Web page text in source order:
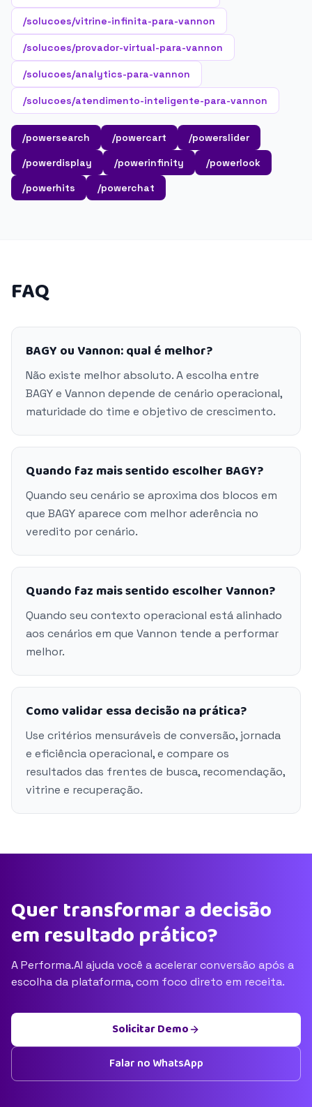
/solucoes/vitrine-infinita-para-vannon
/solucoes/provador-virtual-para-vannon
/solucoes/analytics-para-vannon
/solucoes/atendimento-inteligente-para-vannon
/powersearch /powercart
/powerslider
/powerdisplay
/powerinfinity
/powerlook
/powerhits
/powerchat
FAQ
BAGY ou Vannon: qual é melhor?
Não existe melhor absoluto. A escolha entre
BAGY e Vannon depende de cenário operacional,
maturidade do time e objetivo de crescimento.
Quando faz mais sentido escolher BAGY?
Quando seu cenário se aproxima dos blocos em
que BAGY aparece com melhor aderência no
veredito por cenário.
Quando faz mais sentido escolher Vannon?
Quando seu contexto operacional está alinhado
aos cenários em que Vannon tende a performar
melhor.
Como validar essa decisão na prática?
Use critérios mensuráveis de conversão, jornada
e eficiência operacional, e compare os
resultados das frentes de busca, recomendação,
vitrine e recuperação.
Quer transformar a decisão
em resultado prático?
A Performa.AI ajuda você a acelerar conversão após a
escolha da plataforma, com foco direto em receita.
Solicitar Demo
Falar no WhatsApp